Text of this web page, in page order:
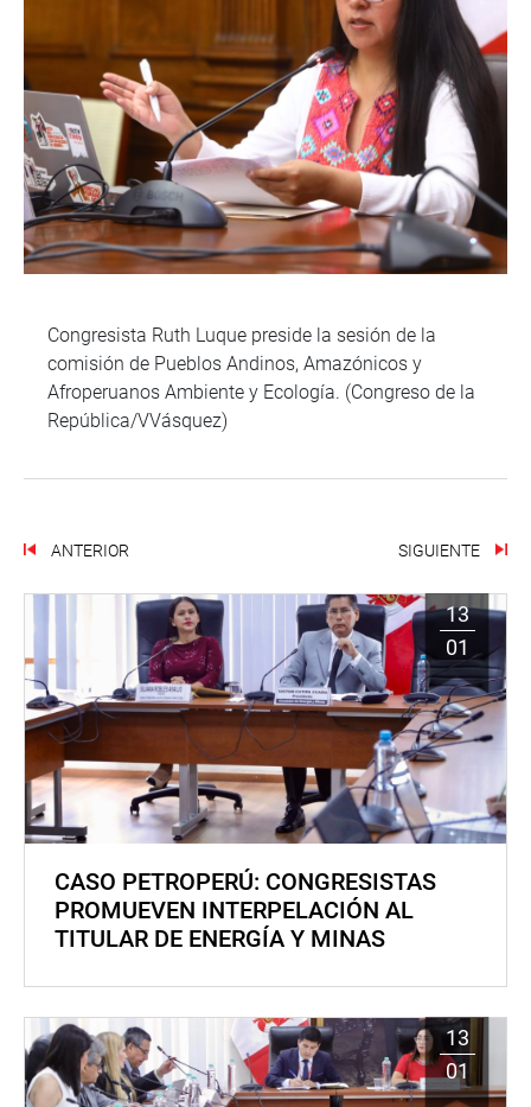
Congresista Ruth Luque preside la sesión de la
comisión de Pueblos Andinos, Amazónicos y
Afroperuanos Ambiente y Ecología. (Congreso de la
República/VVásquez)
ANTERIOR SIGUIENTE
13
01
CASO PETROPERÚ: CONGRESISTAS
PROMUEVEN INTERPELACIÓN AL
TITULAR DE ENERGÍA Y MINAS
13
01